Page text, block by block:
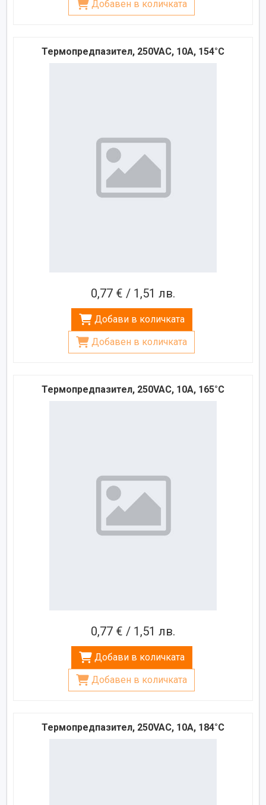
Добавен в количката
Термопредпазител, 250VAC, 10A, 154°C
0,77 € / 1,51 лв.
Добави в количката
Добавен в количката
Термопредпазител, 250VAC, 10A, 165°C
0,77 € / 1,51 лв.
Добави в количката
Добавен в количката
Термопредпазител, 250VAC, 10A, 184°C